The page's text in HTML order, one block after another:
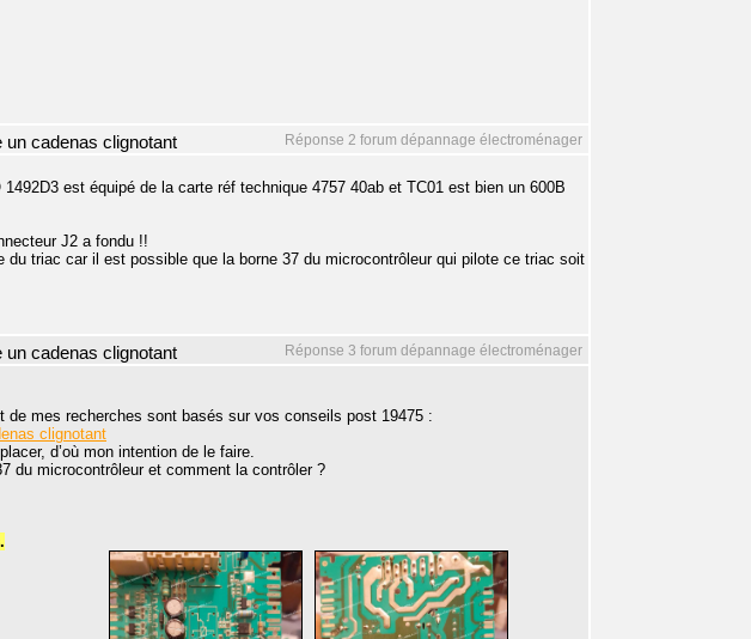
Réponse 2 forum dépannage électroménager
un cadenas clignotant
est équipé de la carte réf technique 4757 40ab et TC01 est bien un 600B
J2 a fondu !!
du triac car il est possible que la borne 37 du microcontrôleur qui pilote ce triac soit
Réponse 3 forum dépannage électroménager
un cadenas clignotant
de mes recherches sont basés sur vos conseils post 19475 :
clignotant
d’où mon intention de le faire.
du microcontrôleur et comment la contrôler ?